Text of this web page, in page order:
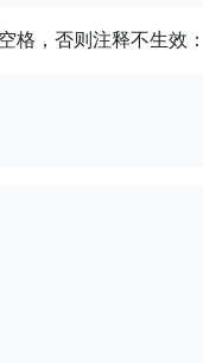
格，否则注释不生效：